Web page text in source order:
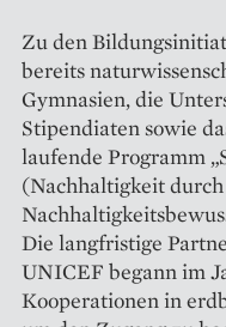
Zu den
bereits
Gymnasien, die
Stipendiaten sowie
laufende Programm
(Nachhaltigkeit
Die langfristige
UNICEF begann im
Kooperationen in